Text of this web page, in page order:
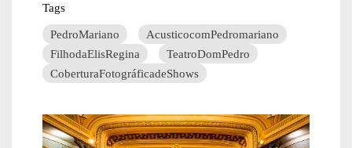
Tags
PedroMariano
AcusticocomPedromariano
FilhodaElisRegina
TeatroDomPedro
CoberturaFotográficadeShows